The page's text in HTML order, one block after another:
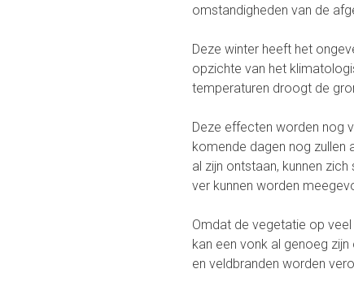
omstandigheden van de
Deze winter heeft het
opzichte van het
temperaturen droogt de
Deze effecten worden nog
komende dagen nog zullen
al zijn ontstaan, kunnen
ver kunnen worden
Omdat de vegetatie op
kan een vonk al genoeg
en veldbranden worden